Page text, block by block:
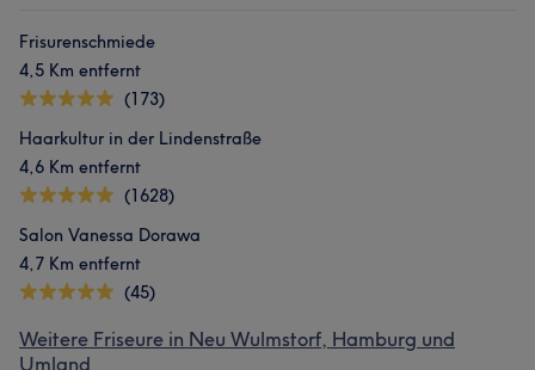
Frisurenschmiede
4,5 Km entfernt
(173)
Haarkultur in der Lindenstraße
4,6 Km entfernt
(1628)
Salon Vanessa Dorawa
4,7 Km entfernt
(45)
Weitere Friseure in Neu Wulmstorf, Hamburg und
Umland